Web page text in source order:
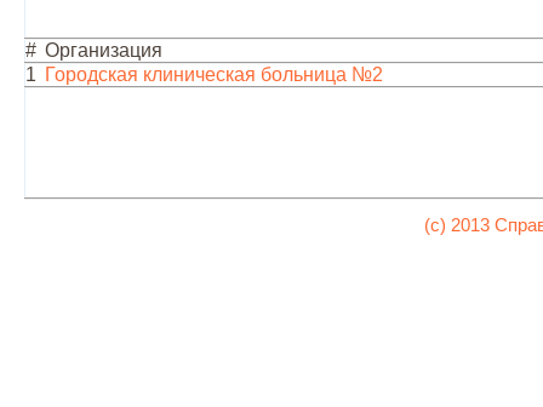
# Организация
1 Городская клиническая больница №2
(c) 2013